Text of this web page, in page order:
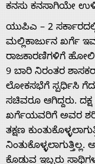
ಕನಸು ಕನಸಾಗಿಯೇ
ಯುಪಿಎ – 2
ಮಲ್ಲಿಕಾರ್ಜುನ ಖರ್ಗೆ
ರಾಜಕಾರಣಿಗಳಿಗೆ
9 ಬಾರಿ ನಿರಂತರ
ಲೋಕಸಭೆಗೆ ಸ್ಪರ್ಧಿಸಿ
ಸಚಿವರೂ ಆಗಿದ್ದರು.
ಖರ್ಗೆಯವರಿಗೆ ಅವರ
ತಕ್ಷಣ